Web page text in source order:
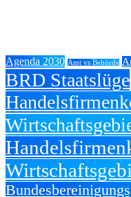
Agenda 2030 Amt vs Behörde
BRD Staatslüge